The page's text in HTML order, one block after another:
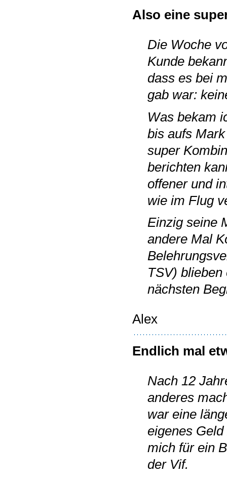
Also eine
Die Woche
Kunde
dass es bei
gab war:
Was bekam
bis aufs
super
berichten
offener und
wie im Flug
Einzig seine
andere Mal
TSV)
nächsten
Alex
Endlich mal
Nach 12
anderes
war eine
eigenes
mich für ein
der Vif.